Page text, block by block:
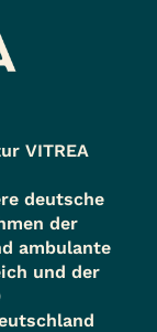
VITREA
deutsche
der
ambulante
und der